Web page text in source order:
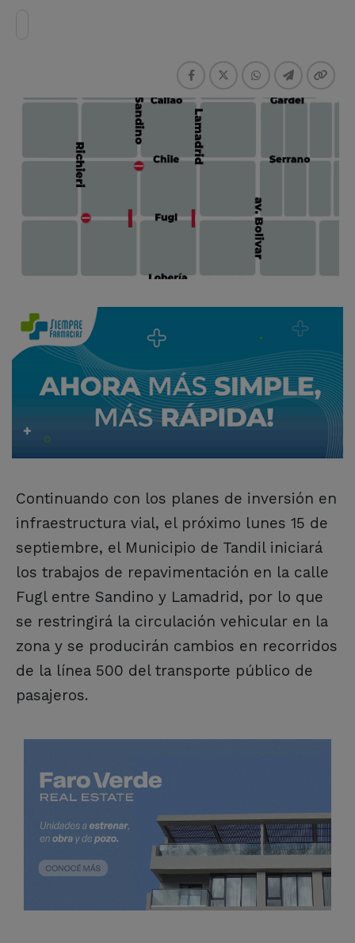
Continuando con los planes de inversión en
infraestructura vial, el próximo lunes 15 de
septiembre, el Municipio de Tandil iniciará
los trabajos de repavimentación en la calle
Fugl entre Sandino y Lamadrid, por lo que
se restringirá la circulación vehicular en la
zona y se producirán cambios en recorridos
de la línea 500 del transporte público de
pasajeros.